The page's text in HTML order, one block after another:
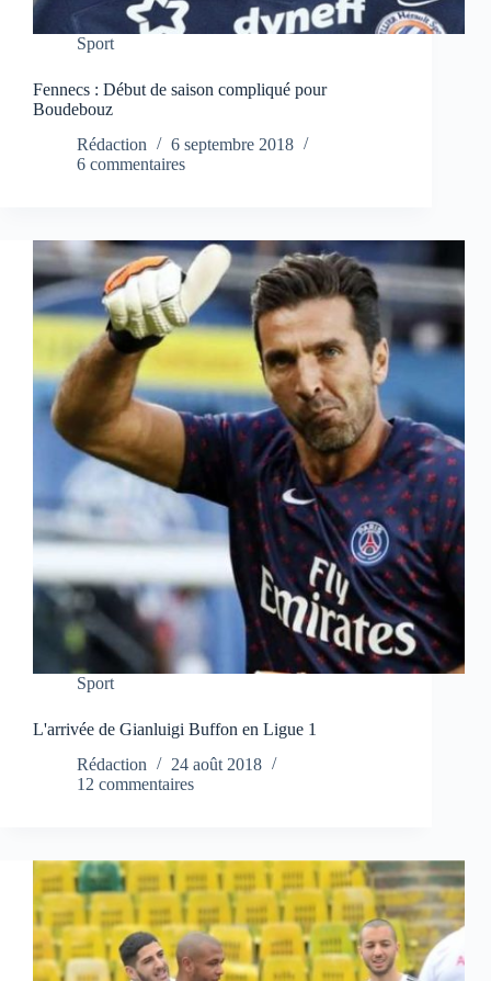
Sport
Fennecs : Début de saison compliqué pour
Boudebouz
Rédaction
6 septembre 2018
6 commentaires
Sport
L'arrivée de Gianluigi Buffon en Ligue 1
Rédaction
24 août 2018
12 commentaires